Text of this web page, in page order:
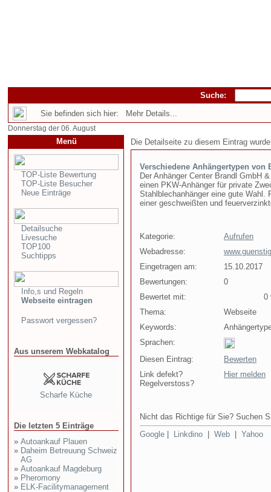
Suche:
Sie befinden sich hier: Mehr Details...
Donnerstag der 06. August
Menü
TOP-Liste Bewertung
TOP-Liste Besucher
Neue Einträge
Detailsuche
Livesuche
TOP100
Suchtipps
Info,s und Regeln
Webseite eintragen
Passwort vergessen?
Aus unserem Webkatalog
Scharfe Küche
Die letzten 5 Einträge
» Autoankauf Plauen
» Daheim Betreuung Schweiz
AG
» Autoankauf Magdeburg
» Pheromony
» ELK-Facilitymanagement
Die Detailseite zu diesem Eintrag
Verschiedene Anhängertypen von
Der Anhänger Center Brandl GmbH
einen PKW-Anhänger für private
Stahlblechanhänger eine gute Wahl.
einer geschweißten und
Kategorie:
Aufrufen
Webadresse:
Eingetragen am:
15.10.2017
Bewertungen:
0
Bewertet mit:
0
Thema:
Webseite
Keywords:
Sprachen:
Diesen Eintrag:
Bewerten
Link defekt?
Regelverstoss?
Hier melden
Nicht das Richtige für Sie? Suchen
Google
Linkdino Web Yahoo